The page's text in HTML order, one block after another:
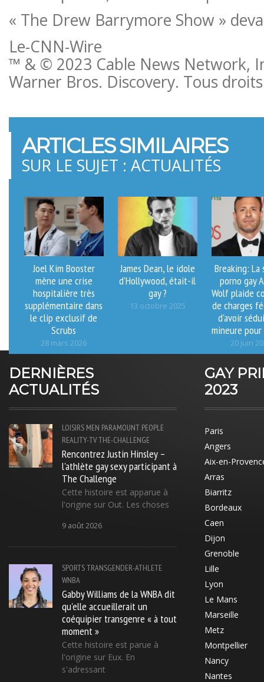
« The Drew Barrymore Show »
Le-CNN-Wire
™ & © 2023 Cable News Network,
Warner Bros. Discovery. Tous
ARTICLES SIMILAIRES
SUR LE SUJET : ACTUALITÉS
Joel Kim Booster
mène une crise
hospitalière très
supplémentaire dans
le clip exclusif de
Scrubs
28 mars 2026
James Dean, le idole
d'Hollywood, était-il
gay ?
13 octobre 2025
Breaking: La
porno gay
Wolf plaide
de charges
d'avoir
mineure
20 juin
DERNIÈRES
ACTUALITÉS
LOISIRS MEN PARAMOUNT PEOPLE
REALITY-TVTHE-CHALLENGE
Rencontrez Justin Hinsley –
l'athlète gay sexy participant à
The Challenge
Cette histoire est apparue à
l'origine sur Out. Les choses
9 août 2026
SPORTSTRANSGENDER-ATHLETE
WNBA
Gabby Williams de la WNBA dit
qu'elle accueillerait un
coéquipier transgenre « à tout
moment »
Cette histoire est parue à
l'origine sur Eux. En
s'adressant
GAY
2023
Paris
Angers
Aix-en-
Arras
Biarritz
Bordeaux
Caen
Dijon
Grenoble
Lille
Lyon
Le Mans
Marseille
Metz
Montpellier
Nancy
Nantes